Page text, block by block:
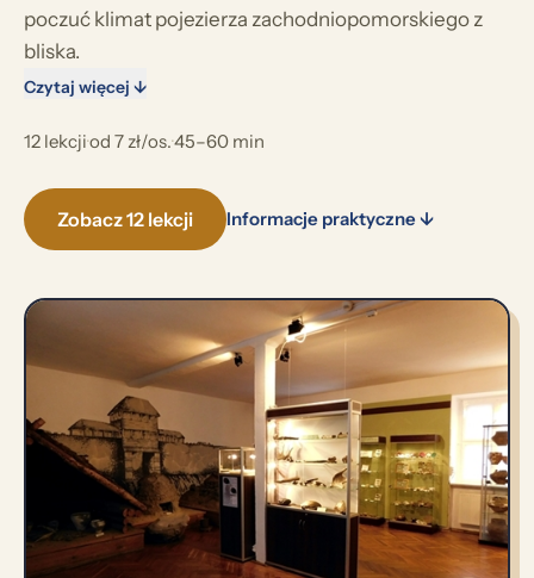
poczuć klimat pojezierza zachodniopomorskiego z
bliska.
Czytaj więcej ↓
12 lekcji·od 7 zł/os.·45–60 min
Zobacz 12 lekcji Informacje praktyczne ↓